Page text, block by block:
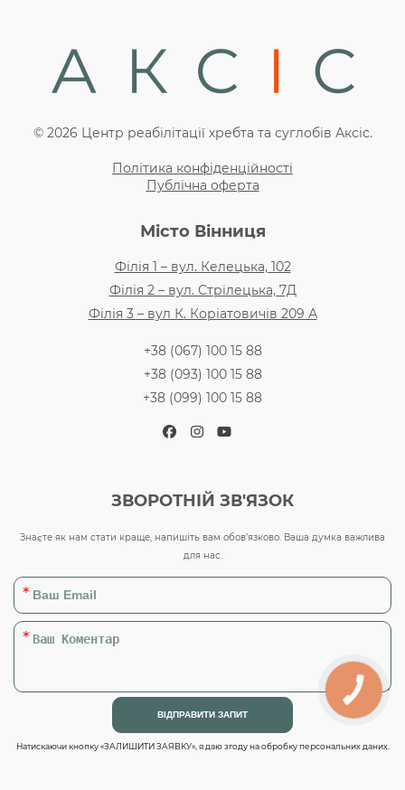
© 2026 Центр реабілітації хребта та суглобів Аксіс.
Політика конфіденційності
Публічна оферта
Місто Вінниця
Філія 1 – вул. Келецька, 102
Філія 2 – вул. Стрілецька, 7Д
Філія 3 – вул К. Коріатовичів 209 А
+38 (067) 100 15 88
+38 (093) 100 15 88
+38 (099) 100 15 88
Facebook
Instagram
YouTube
ЗВОРОТНІЙ ЗВ'ЯЗОК
Знаєте як нам стати краще, напишіть вам обов’язково. Ваша думка важлива
для нас.
Натискаючи кнопку «ЗАЛИШИТИ ЗАЯВКУ», я даю згоду на обробку персональних даних.
КНОПКА
ЗВ'ЯЗКУ